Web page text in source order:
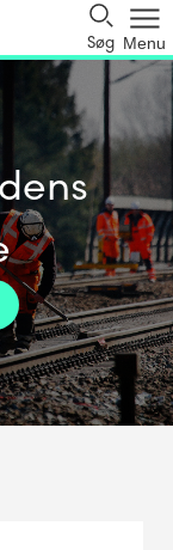
Søg Menu